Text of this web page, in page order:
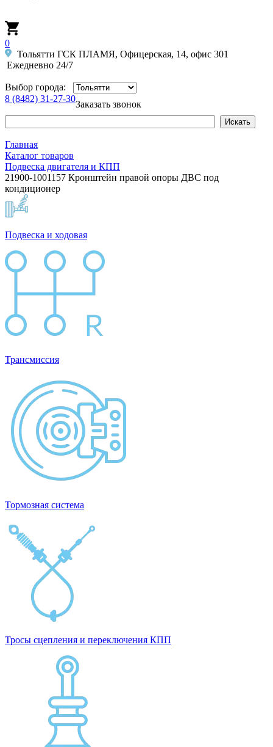
0
Тольятти ГСК ПЛАМЯ, Офицерская, 14, офис 301
Ежедневно 24/7
Выбор города:
8 (8482) 31-27-30
Заказать звонок
Главная
Каталог товаров
Подвеска двигателя и КПП
21900-1001157 Кронштейн правой опоры ДВС под
кондиционер
Подвеска и ходовая
Трансмиссия
Тормозная система
Тросы сцепления и переключения КПП